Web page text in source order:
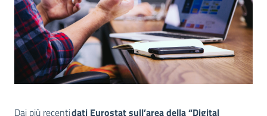
Dai più recentidati Eurostat sull’area della “Digital